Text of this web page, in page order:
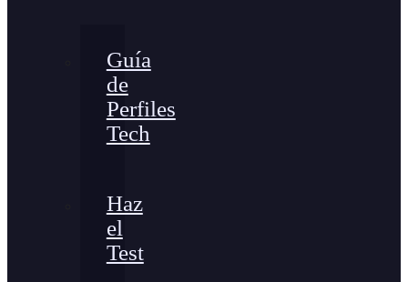
Guía
de
Perfiles
Tech
Haz
el
Test